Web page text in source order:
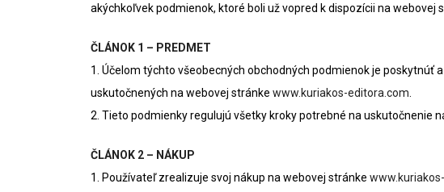
akýchkoľvek podmienok, ktoré boli už vopred k dispozícii na webovej
ČLÁNOK 1 – PREDMET
1. Účelom týchto všeobecných obchodných podmienok je
uskutočnených na webovej stránke www.kuriakos-editora.com
2. Tieto podmienky regulujú všetky kroky potrebné na uskutočnenie
ČLÁNOK 2 – NÁKUP
1. Používateľ zrealizuje svoj nákup na webovej stránke